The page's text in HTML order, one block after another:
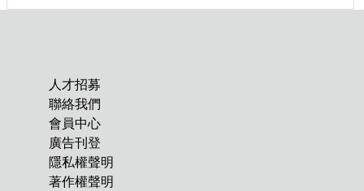
人才招募
聯絡我們
會員中心
廣告刊登
隱私權聲明
著作權聲明